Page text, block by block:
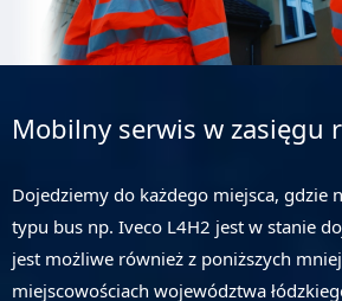
Mobilny serwis w zasięgu
Dojedziemy do każdego miejsca, gdzie
typu bus np. Iveco L4H2 jest w stanie
jest możliwe również z poniższych
miejscowościach województwa